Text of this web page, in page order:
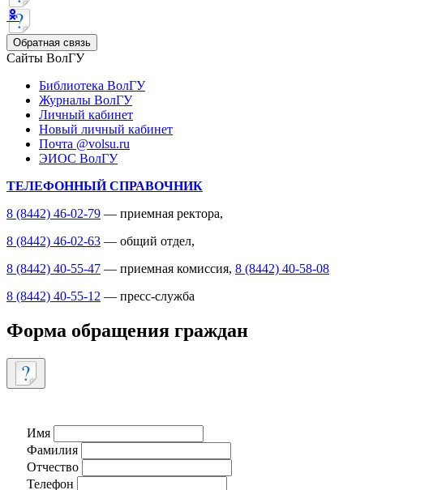
Обратная связь
Сайты ВолГУ
Библиотека ВолГУ
Журналы ВолГУ
Личный кабинет
Новый личный кабинет
Почта @volsu.ru
ЭИОС ВолГУ
ТЕЛЕФОННЫЙ СПРАВОЧНИК
8 (8442) 46-02-79 — приемная ректора,
8 (8442) 46-02-63 — общий отдел,
8 (8442) 40-55-47 — приемная комиссия, 8 (8442) 40-58-08
8 (8442) 40-55-12 — пресс-служба
Форма обращения граждан
Имя
Фамилия
Отчество
Телефон